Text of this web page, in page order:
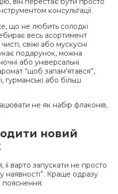
консультації.
що не любить солодкі
весь асортимент
свіжі або мускусні
подарунок, можна
або універсальні
“щоб запам’ятався”,
або більш
не як набір флаконів,
новий
варто запускати не просто
наявності”. Краще одразу
пояснення: